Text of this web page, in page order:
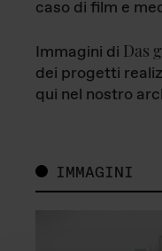
caso di film e
Immagini di Das
dei progetti
qui nel nostro
IMMAGINI